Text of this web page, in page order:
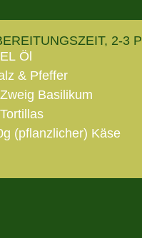
2-3
Öl
& Pfeffer
Basilikum
(pflanzlicher) Käse